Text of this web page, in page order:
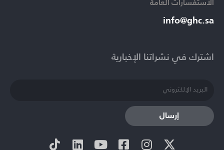
اشترك في نشراتنا الإخبارية​
إرسال
الاستفسارات العامة ​
info@ghc.sa​